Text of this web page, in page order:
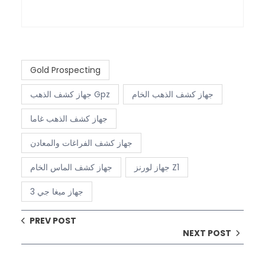
Gold Prospecting
جهاز كشف الذهب Gpz جهاز كشف الذهب الخام
جهاز كشف الذهب غاما
جهاز كشف الفراغات والمعادن
جهاز كشف الماس الخام جهاز لورنز Z1
جهاز ميغا جي 3
PREV POST
NEXT POST